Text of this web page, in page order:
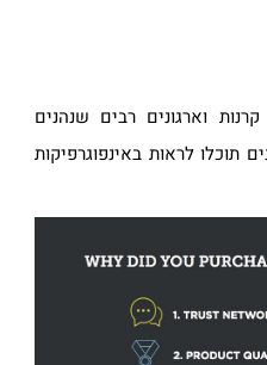
וארגונים רבים שנהנים
לראות באינפוגרפיקות